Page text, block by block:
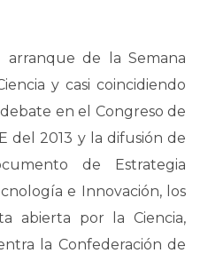
arranque de la Semana
y casi coincidiendo
en el Congreso de
del 2013 y la difusión de
de Estrategia
e Innovación, los
abierta por la Ciencia,
la Confederación de